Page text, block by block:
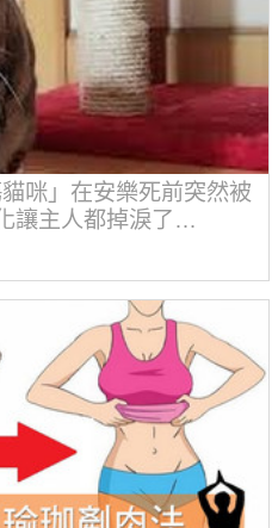
咪」在安樂死前突然被
讓主人都掉淚了…